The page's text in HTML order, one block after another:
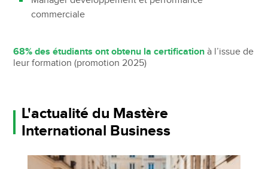
commerciale
68% des étudiants ont obtenu la certification à l’issue de
leur formation (promotion 2025)
L'actualité du Mastère
International Business